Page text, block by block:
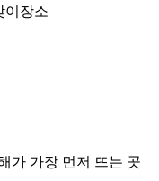
이장소
가 가장 먼저 뜨는 곳